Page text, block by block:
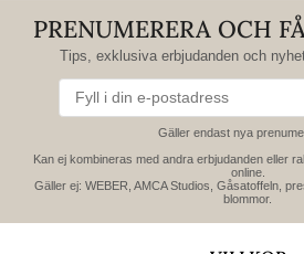
PRENUMERERA OCH
Tips, exklusiva erbjudanden och
Gäller endast nya
Kan ej kombineras med andra erbjudanden eller
online.
Gäller ej: WEBER, AMCA Studios, Gåsatoffeln,
blommor.